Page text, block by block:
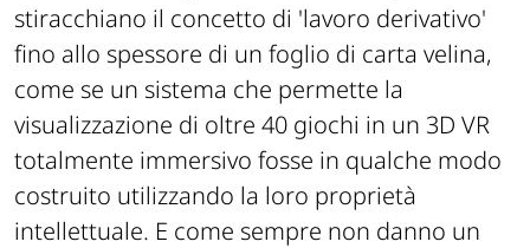
stiracchiano il concetto di 'lavoro derivativo'
fino allo spessore di un foglio di carta velina,
come se un sistema che permette la
visualizzazione di oltre 40 giochi in un 3D VR
totalmente immersivo fosse in qualche modo
costruito utilizzando la loro proprietà
intellettuale. E come sempre non danno un